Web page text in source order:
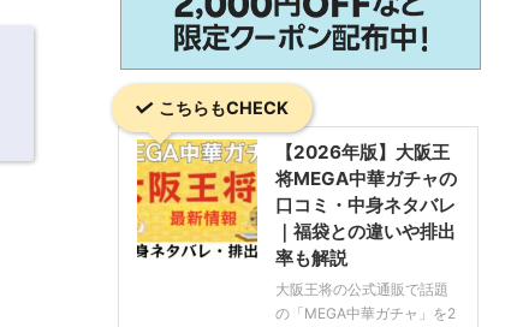
こちらもCHECK
【2026年版】大阪王
将MEGA中華ガチャの
口コミ・中身ネタバレ
｜福袋との違いや排出
率も解説
大阪王将の公式通販で話題
の「MEGA中華ガチャ」を2